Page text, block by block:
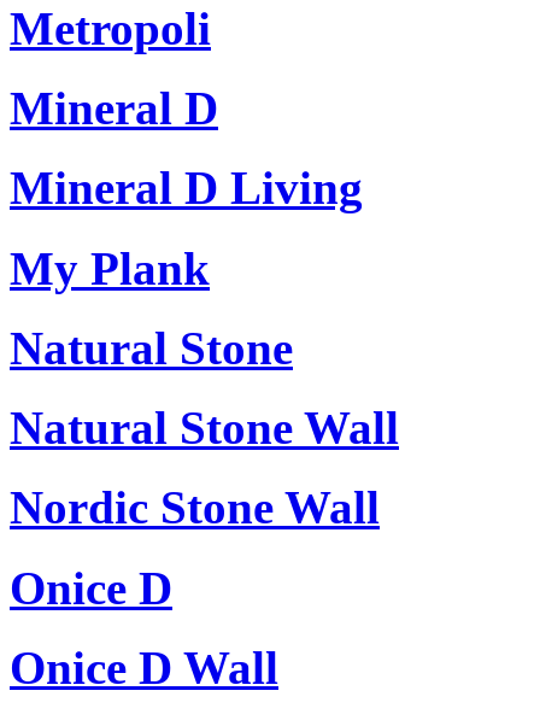
Metropoli
Mineral D
Mineral D Living
My Plank
Natural Stone
Natural Stone Wall
Nordic Stone Wall
Onice D
Onice D Wall